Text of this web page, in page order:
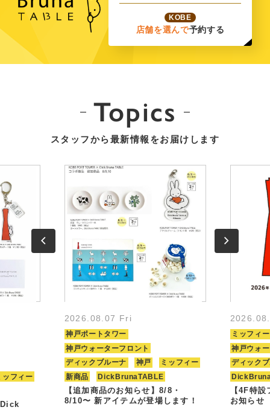
KOBE
店舗を選んで予約する
Topics
スタッフから最新情報をお届けします
ッフィー
2026.08.07 Fri
神戸ポートタワー
神戸ウォーターフロント
ディックブルーナ
神戸
ミッフィー
新商品
DickBrunaTABLE
【追加商品のお知らせ】8/8・
8/10〜 新アイテムが登場します！
ミッフィー
神戸ウォ
ディック
【4F特
お知らせ